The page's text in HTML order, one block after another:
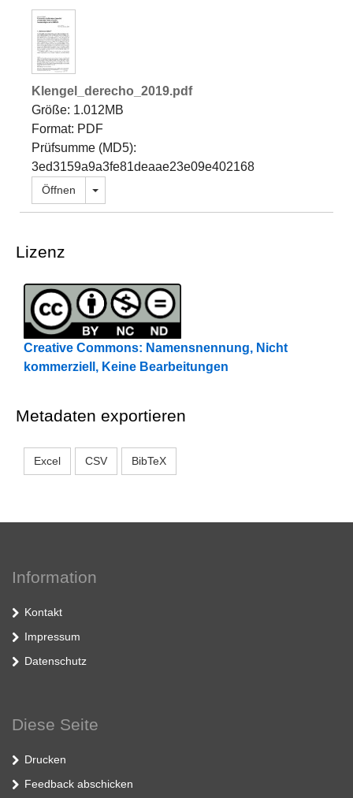
Klengel_derecho_2019.pdf
Größe: 1.012MB
Format: PDF
Prüfsumme (MD5):
3ed3159a9a3fe81deaae23e09e402168
Öffnen Dropdown öffnen
Lizenz
Creative Commons: Namensnennung, Nicht
kommerziell, Keine Bearbeitungen
Metadaten exportieren
Excel CSV BibTeX
Information
Kontakt
Impressum
Datenschutz
Diese Seite
Drucken
Feedback abschicken